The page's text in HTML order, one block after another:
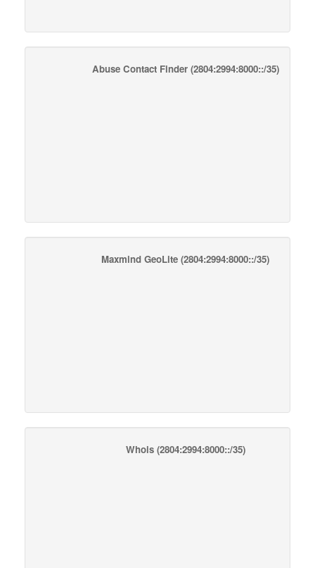
Abuse Contact Finder(2804:2994:8000::/35)
Maxmind GeoLite (2804:2994:8000::/35)
Whois(2804:2994:8000::/35)